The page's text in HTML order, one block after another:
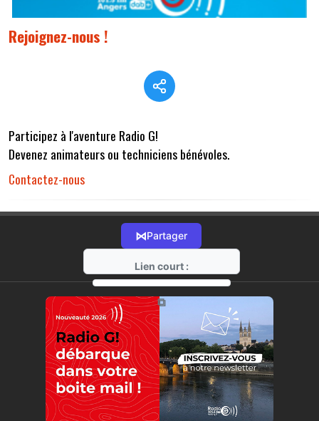
Rejoignez-nous !
Participez à l'aventure Radio G!
Devenez animateurs ou techniciens bénévoles.
Contactez-nous
⋈Partager
Lien court :
https://radio-g.fr?r32
⧉